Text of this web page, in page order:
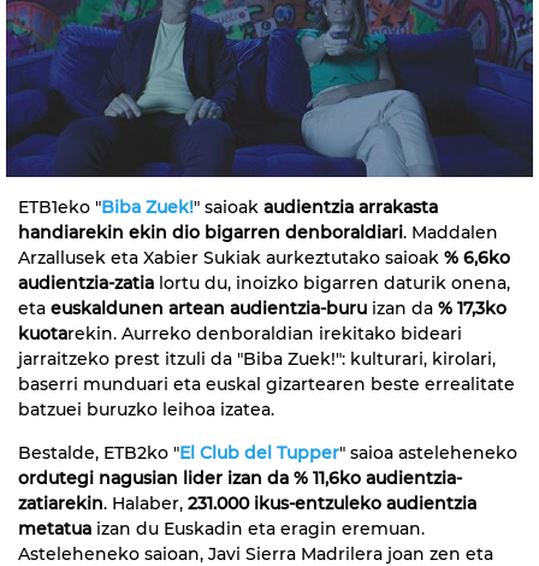
ETB1eko "Biba Zuek!" saioak audientzia arrakasta
handiarekin ekin dio bigarren denboraldiari. Maddalen
Arzallusek eta Xabier Sukiak aurkeztutako saioak % 6,6ko
audientzia-zatia lortu du, inoizko bigarren daturik onena,
eta euskaldunen artean audientzia-buru izan da % 17,3ko
kuotarekin. Aurreko denboraldian irekitako bideari
jarraitzeko prest itzuli da "Biba Zuek!": kulturari, kirolari,
baserri munduari eta euskal gizartearen beste errealitate
batzuei buruzko leihoa izatea.
Bestalde, ETB2ko "El Club del Tupper" saioa asteleheneko
ordutegi nagusian lider izan da % 11,6ko audientzia-
zatiarekin. Halaber, 231.000 ikus-entzuleko audientzia
metatua izan du Euskadin eta eragin eremuan.
Asteleheneko saioan, Javi Sierra Madrilera joan zen eta